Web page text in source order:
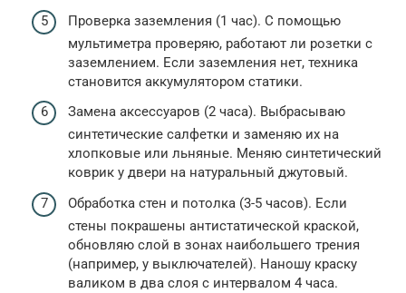
Проверка заземления (1 час). С помощью
мультиметра проверяю, работают ли розетки с
заземлением. Если заземления нет, техника
становится аккумулятором статики.
Замена аксессуаров (2 часа). Выбрасываю
синтетические салфетки и заменяю их на
хлопковые или льняные. Меняю синтетический
коврик у двери на натуральный джутовый.
Обработка стен и потолка (3-5 часов). Если
стены покрашены антистатической краской,
обновляю слой в зонах наибольшего трения
(например, у выключателей). Наношу краску
валиком в два слоя с интервалом 4 часа.